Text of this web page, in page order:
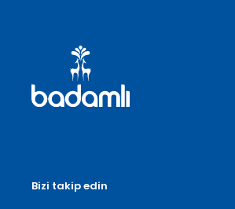
Bizi takip edin